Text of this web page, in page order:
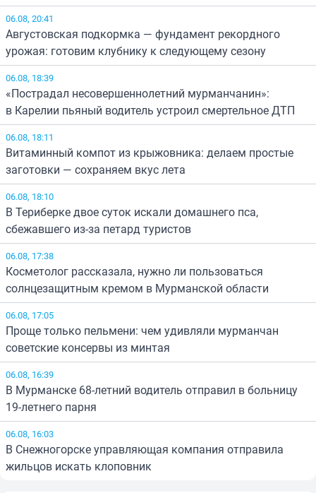
06.08, 20:41
Августовская подкормка — фундамент рекордного
урожая: готовим клубнику к следующему сезону
06.08, 18:39
«Пострадал несовершеннолетний мурманчанин»:
в Карелии пьяный водитель устроил смертельное ДТП
06.08, 18:11
Витаминный компот из крыжовника: делаем простые
заготовки — сохраняем вкус лета
06.08, 18:10
В Териберке двое суток искали домашнего пса,
сбежавшего из-за петард туристов
06.08, 17:38
Косметолог рассказала, нужно ли пользоваться
солнцезащитным кремом в Мурманской области
06.08, 17:05
Проще только пельмени: чем удивляли мурманчан
советские консервы из минтая
06.08, 16:39
В Мурманске 68-летний водитель отправил в больницу
19-летнего парня
06.08, 16:03
В Снежногорске управляющая компания отправила
жильцов искать клоповник